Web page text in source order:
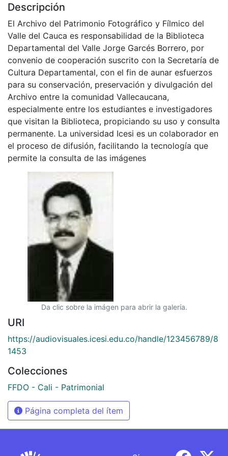
Descripción
El Archivo del Patrimonio Fotográfico y Fílmico del
Valle del Cauca es responsabilidad de la Biblioteca
Departamental del Valle Jorge Garcés Borrero, por
convenio de cooperación suscrito con la Secretaría de
Cultura Departamental, con el fin de aunar esfuerzos
para su conservación, preservación y divulgación del
Archivo entre la comunidad Vallecaucana,
especialmente entre los estudiantes e investigadores
que visitan la Biblioteca, propiciando su uso y consulta
permanente. La universidad Icesi es un colaborador en
el proceso de difusión, facilitando la tecnología que
permite la consulta de las imágenes
Da clic sobre la imágen para abrir la galería.
URI
https://audiovisuales.icesi.edu.co/handle/123456789/8
1453
Colecciones
FFDO - Cali - Patrimonial
Página completa del ítem